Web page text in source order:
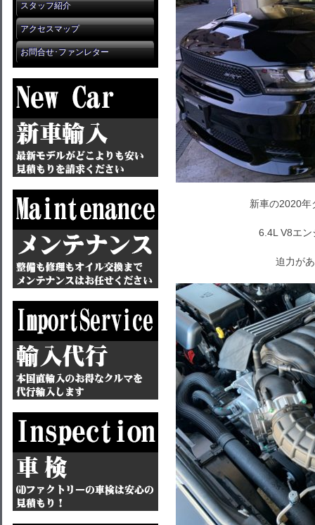
スタッフ紹介
アクセスマップ
お問合せ･ファンレター
新車の2020年
6.4L V8エ
迫力が